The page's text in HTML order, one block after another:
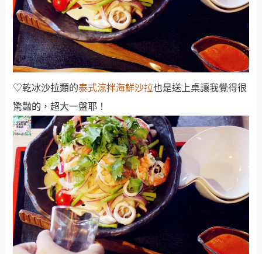
♡乾冰沙拉類的泰式涼拌海鮮沙拉也是送上桌讓我覺得很
驚豔的，超大一盤耶！